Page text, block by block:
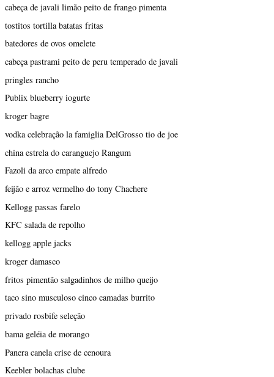
cabeça de javali limão peito de frango pimenta
tostitos tortilla batatas fritas
batedores de ovos omelete
cabeça pastrami peito de peru temperado de javali
pringles rancho
Publix blueberry iogurte
kroger bagre
vodka celebração la famiglia DelGrosso tio de joe
china estrela do caranguejo Rangum
Fazoli da arco empate alfredo
feijão e arroz vermelho do tony Chachere
Kellogg passas farelo
KFC salada de repolho
kellogg apple jacks
kroger damasco
fritos pimentão salgadinhos de milho queijo
taco sino musculoso cinco camadas burrito
privado rosbife seleção
bama geléia de morango
Panera canela crise de cenoura
Keebler bolachas clube